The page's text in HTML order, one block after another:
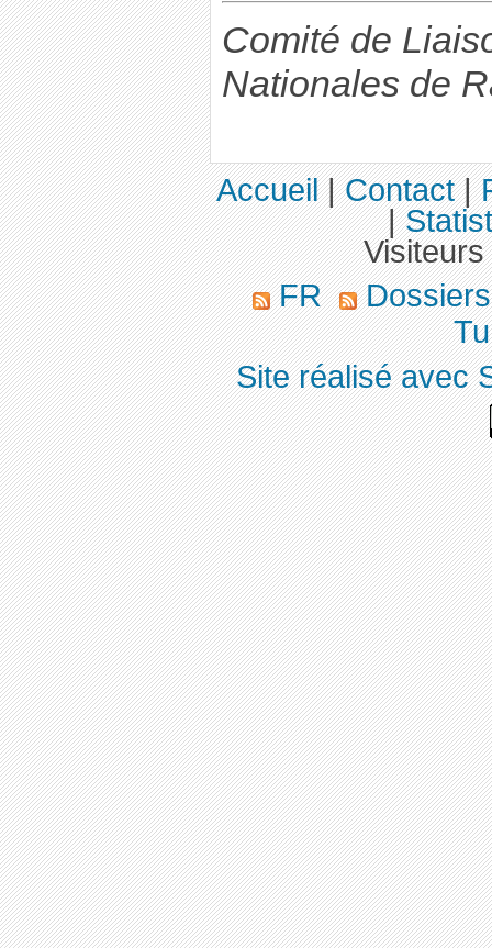
Comité de
Nationales de
Accueil|Contact|
|
FR
Site réalisé avec